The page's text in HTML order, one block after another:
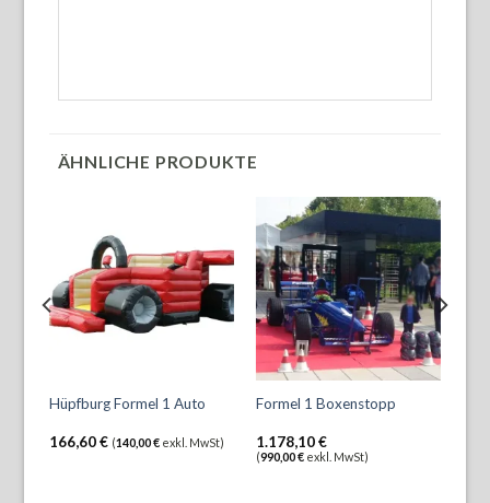
ÄHNLICHE PRODUKTE
Hüpfburg Formel 1 Auto
166,60€ (140,00€ exkl. MwSt)
Formel 1 Boxenstopp
1.178,10€
(990,00€exkl. MwSt)